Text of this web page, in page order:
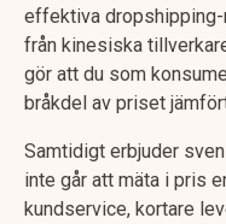
effektiva
från kinesiska
gör att du som
bråkdel av priset
Samtidigt erbjuder
inte går att mäta i pris
kundservice, kortare